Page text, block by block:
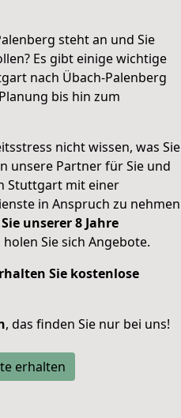
steht an und Sie
Es gibt einige wichtige
nach Übach-Palenberg
bis hin zum
nicht wissen, was Sie
unsere Partner für Sie und
Stuttgart mit einer
in Anspruch zu nehmen
unserer 8 Jahre
Sie sich Angebote.
Sie kostenlose
, das finden Sie nur bei uns!
erhalten